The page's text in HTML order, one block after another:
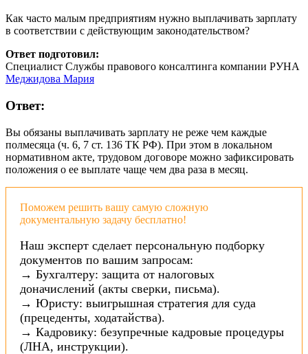
Как часто малым предприятиям нужно выплачивать зарплату
в соответствии с действующим законодательством?
Ответ подготовил:
Специалист Службы правового консалтинга компании РУНА
Меджидова Мария
Ответ:
Вы обязаны выплачивать зарплату не реже чем каждые
полмесяца (ч. 6, 7 ст. 136 ТК РФ). При этом в локальном
нормативном акте, трудовом договоре можно зафиксировать
положения о ее выплате чаще чем два раза в месяц.
Поможем решить вашу самую сложную
документальную задачу бесплатно!
Наш эксперт сделает персональную подборку
документов по вашим запросам:
→ Бухгалтеру: защита от налоговых
доначислений (акты сверки, письма).
→ Юристу: выигрышная стратегия для суда
(прецеденты, ходатайства).
→ Кадровику: безупречные кадровые процедуры
(ЛНА, инструкции).